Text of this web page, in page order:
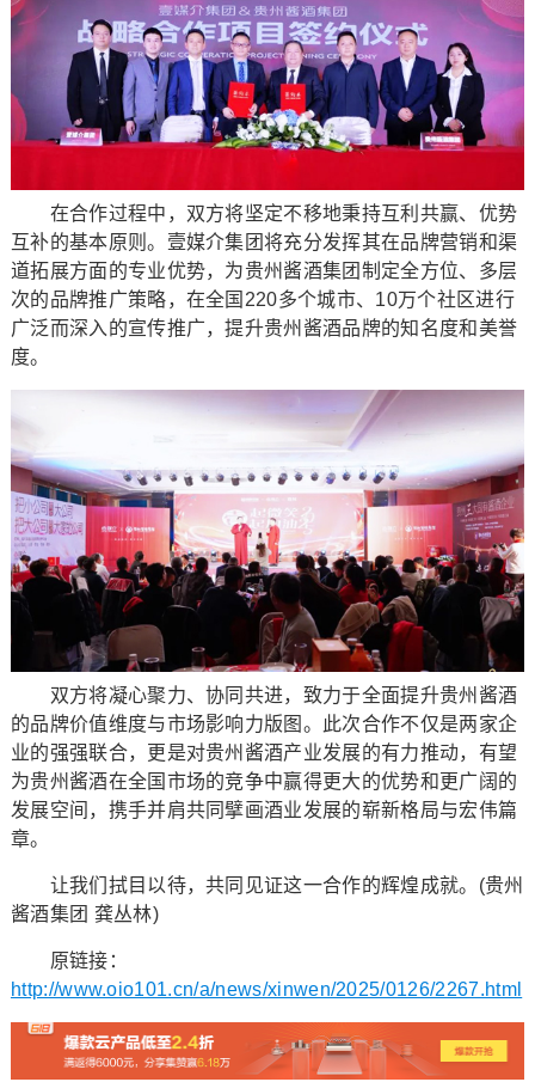
在合作过程中，双方将坚定不移地秉持互利共赢、优势
互补的基本原则。壹媒介集团将充分发挥其在品牌营销和渠
道拓展方面的专业优势，为贵州酱酒集团制定全方位、多层
次的品牌推广策略，在全国220多个城市、10万个社区进行
广泛而深入的宣传推广，提升贵州酱酒品牌的知名度和美誉
度。
双方将凝心聚力、协同共进，致力于全面提升贵州酱酒
的品牌价值维度与市场影响力版图。此次合作不仅是两家企
业的强强联合，更是对贵州酱酒产业发展的有力推动，有望
为贵州酱酒在全国市场的竞争中赢得更大的优势和更广阔的
发展空间，携手并肩共同擘画酒业发展的崭新格局与宏伟篇
章。
让我们拭目以待，共同见证这一合作的辉煌成就。(贵州
酱酒集团 龚丛林)
原链接：
http://www.oio101.cn/a/news/xinwen/2025/0126/2267.html